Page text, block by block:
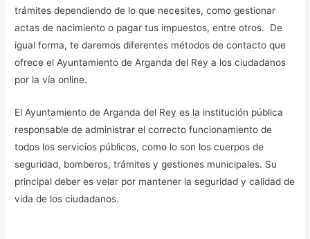
trámites dependiendo de lo que necesites, como gestionar
actas de nacimiento o pagar tus impuestos, entre otros. De
igual forma, te daremos diferentes métodos de contacto que
ofrece el Ayuntamiento de Arganda del Rey a los ciudadanos
por la vía online.
El Ayuntamiento de Arganda del Rey es la institución pública
responsable de administrar el correcto funcionamiento de
todos los servicios públicos, como lo son los cuerpos de
seguridad, bomberos, trámites y gestiones municipales. Su
principal deber es velar por mantener la seguridad y calidad de
vida de los ciudadanos.